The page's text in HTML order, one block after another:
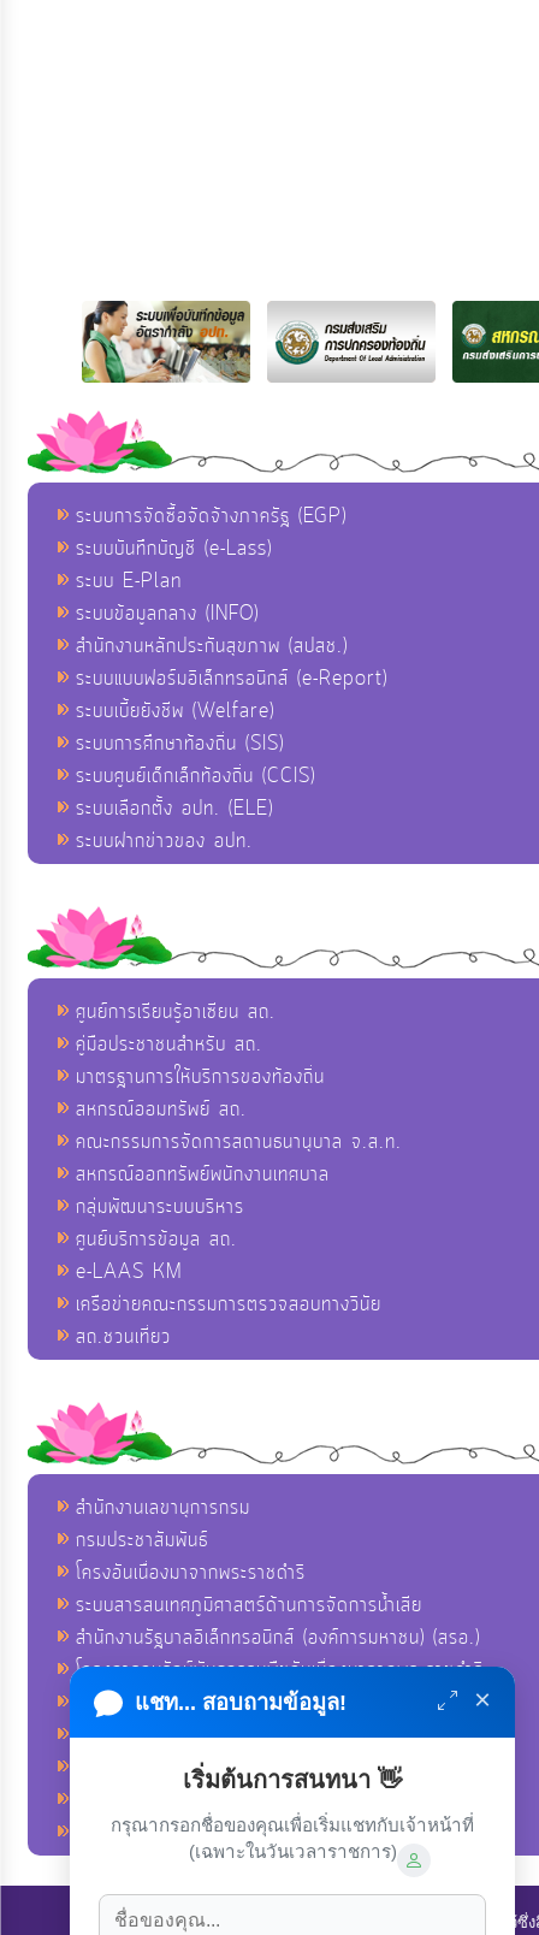
ระบบการจัดซื้อจัดจ้างภาครัฐ (EGP)
ระบบบันทึกบัญชี (e-Lass)
ระบบ E-Plan
ระบบข้อมูลกลาง (INFO)
สำนักงานหลักประกันสุขภาพ (สปสช.)
ระบบแบบฟอร์มอิเล็กทรอนิกส์ (e-Report)
ระบบเบี้ยยังชีพ (Welfare)
ระบบการศึกษาท้องถิ่น (SIS)
ระบบศูนย์เด็กเล็กท้องถิ่น (CCIS)
ระบบเลือกตั้ง อปท. (ELE)
ระบบฝากข่าวของ อปท.
ศูนย์การเรียนรู้อาเซียน สถ.
คู่มือประชาชนสำหรับ สถ.
มาตรฐานการให้บริการของท้องถิ่น
สหกรณ์ออมทรัพย์ สถ.
คณะกรรมการจัดการสถานธนานุบาล จ.ส.ท.
สหกรณ์ออกทรัพย์พนักงานเทศบาล
กลุ่มพัฒนาระบบบริหาร
ศูนย์บริการข้อมูล สถ.
e-LAAS KM
เครือข่ายคณะกรรมการตรวจสอบทางวินัย
สถ.ชวนเที่ยว
สำนักงานเลขานุการกรม
กรมประชาสัมพันธ์
โครงอันเนื่องมาจากพระราชดำริ
ระบบสารสนเทศภูมิศาสตร์ด้านการจัดการน้ำเสีย
สำนักงานรัฐบาลอิเล็กทรอนิกส์ (องค์การมหาชน) (สรอ.)
โครงการอนุรักษ์พันธุกรรมพืชอันเนื่องมาจากพระราชดำริ
คลังข่าวมหาไทย
คู่มือตาม พ.ร.บ.อำนวยความสดวกฯ
ฐานข้อมูลหน่วยงานภาครัฐ (INFO)
ศูนย์อำนวยการบริหารจังหวัดชายแดนภาคใต้ ศอ.บต.
ลิขสิทธิ์ © 2022-2023 องค์การบริหารส่วนตำบลนาโพธิ์. ขอสงวนไว้
แชท... สอบถามข้อมูล! ×
เริ่มต้นการสนทนา 👋
กรุณากรอกชื่อของคุณเพื่อเริ่มแชทกับเจ้าหน้าที่
(เฉพาะในวันเวลาราชการ)